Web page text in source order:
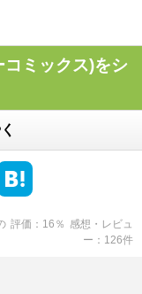
コミックス)をシ
評価 16 ％ 感想・レビュ
ー
126件